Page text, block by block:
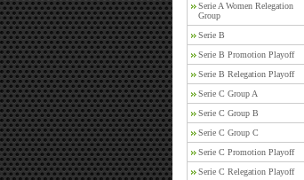
Serie A Women Relegation
Group
Serie B
Serie B Promotion Playoff
Serie B Relegation Playoff
Serie C Group A
Serie C Group B
Serie C Group C
Serie C Promotion Playoff
Serie C Relegation Playoff